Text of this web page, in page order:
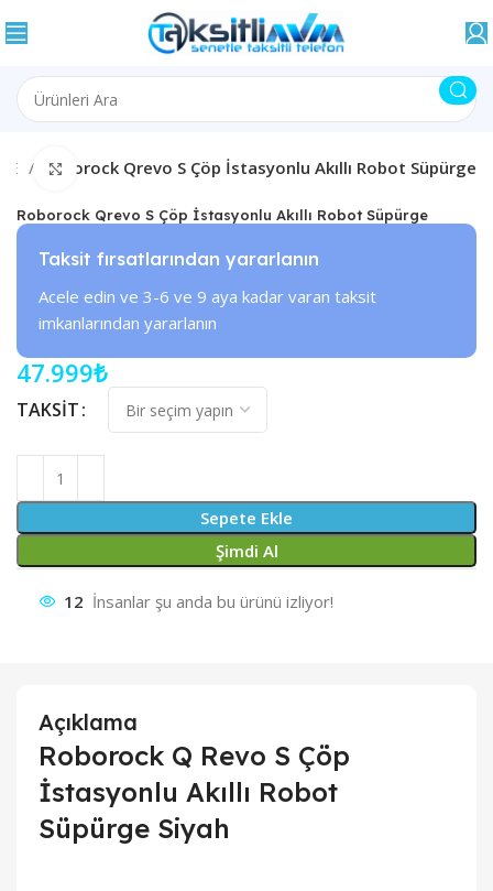
Roborock Qrevo S Çöp İstasyonlu Akıllı Robot Süpürge
Büyütmek için tıklayın
Roborock Qrevo S Çöp İstasyonlu Akıllı Robot Süpürge
Taksit fırsatlarından yararlanın
Acele edin ve 3-6 ve 9 aya kadar varan taksit
imkanlarından yararlanın
47.999₺
TAKSIT
Sepete Ekle
Şimdi Al
12 İnsanlar şu anda bu ürünü izliyor!
Açıklama
Roborock Q Revo S Çöp
İstasyonlu Akıllı Robot
Süpürge Siyah